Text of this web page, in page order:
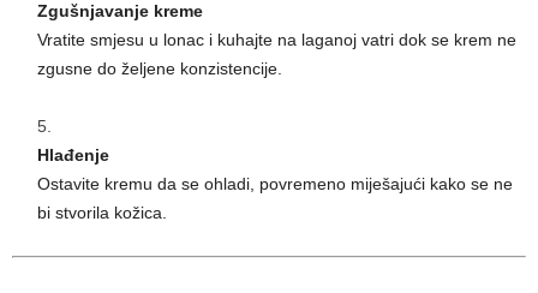
Zgušnjavanje kreme
Vratite smjesu u lonac i kuhajte na laganoj vatri dok se krem ne
zgusne do željene konzistencije.
Hlađenje
Ostavite kremu da se ohladi, povremeno miješajući kako se ne
bi stvorila kožica.